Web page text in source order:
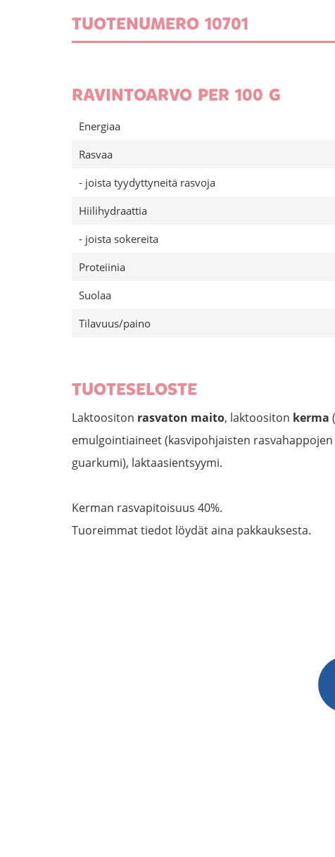
TUOTENUMERO 10701
RAVINTOARVO PER 100 G
Energiaa
Rasvaa
- joista tyydyttyneitä rasvoja
Hiilihydraattia
- joista sokereita
Proteiinia
Suolaa
Tilavuus/paino
TUOTESELOSTE
Laktoositon rasvaton maito, laktoositon kerma
emulgointiaineet (kasvipohjaisten
guarkumi), laktaasientsyymi.
Kerman rasvapitoisuus 40%.
Tuoreimmat tiedot löydät aina pakkauksesta.